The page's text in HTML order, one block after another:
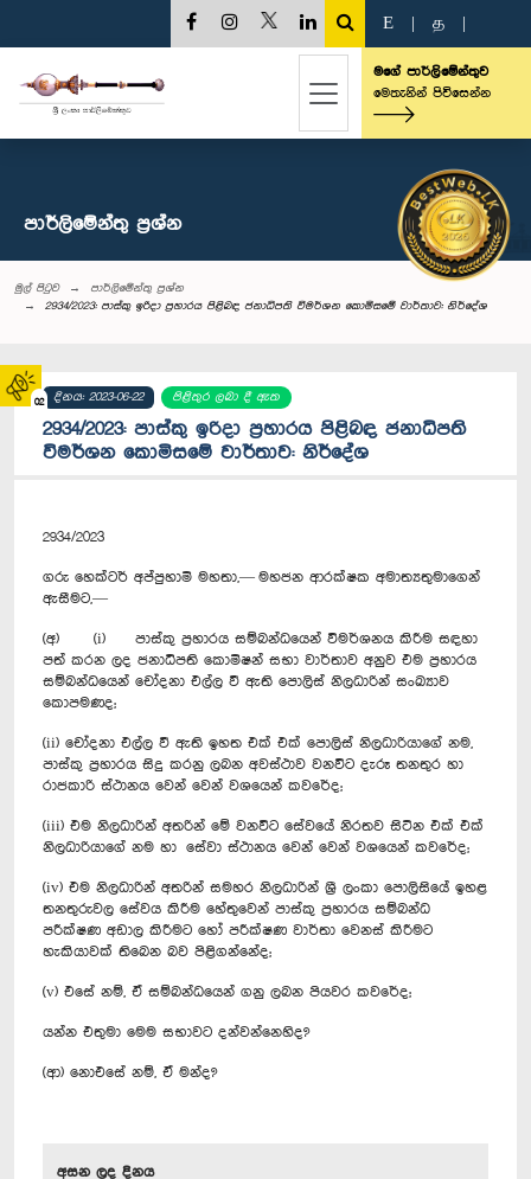
02
E த
මගේ පාර්ලිමේන්තුව
මෙතැනින් පිවිසෙන්න
පාර්ලි‌මේන්තු‌ ප්‍රශ්න
මුල් පිටුව
පාර්ලි‌මේන්තු‌ ප්‍රශ්න
2934/2023: පාස්කු ඉරිදා ප්‍රහාරය පිළිබඳ ජනාධිපති විමර්ශන කොමිසමේ වාර්තාව: නිර්දේශ
දිනය: 2023-06-22 පිළිතුර ලබා දී ඇත
2934/2023: පාස්කු ඉරිදා ප්‍රහාරය පිළිබඳ ජනාධිපති
විමර්ශන කොමිසමේ වාර්තාව: නිර්දේශ
2934/2023
ගරු හෙක්ටර් අප්පුහාමි මහතා,— මහජන ආරක්ෂක අමාත්‍යතුමාගෙන්
ඇසීමට,—
(අ) (i) පාස්කු ප්‍රහාරය සම්බන්ධයෙන් විමර්ශනය කිරීම සඳහා
පත් කරන ලද ජනාධිපති කොමිෂන් සභා වාර්තාව අනුව එම ප්‍රහාරය
සම්බන්ධයෙන් චෝදනා එල්ල වී ඇති පොලිස් නිලධාරින් සංඛ්‍යාව
කොපමණද;
(ii) චෝදනා එල්ල වී ඇති ඉහත එක් එක් පොලිස් නිලධාරියාගේ නම,
පාස්කු ප්‍රහාරය සිදු කරනු ලබන අවස්ථාව වනවිට දැරූ තනතුර හා
රාජකාරි ස්ථානය වෙන් වෙන් වශයෙන් කවරේද;
(iii) එම නිලධාරින් අතරින් මේ වනවිට සේවයේ නිරතව සිටින එක් එක්
නිලධාරියාගේ නම හා සේවා ස්ථානය වෙන් වෙන් වශයෙන් කවරේද;
(iv) එම නිලධාරින් අතරින් සමහර නිලධාරින් ශ්‍රී ලංකා පොලිසියේ ඉහළ
තනතුරුවල සේවය කිරීම හේතුවෙන් පාස්කු ප්‍රහාරය සම්බන්ධ
පරීක්ෂණ අඩාල කිරීමට හෝ පරීක්ෂණ වාර්තා වෙනස් කිරීමට
හැකියාවක් තිබෙන බව පිළිගන්නේද;
(v) එසේ නම්, ඒ සම්බන්ධයෙන් ගනු ලබන පියවර කවරේද;
යන්න එතුමා මෙම සභාවට දන්වන්නෙහිද?
(ආ) නොඑසේ නම්, ඒ මන්ද?
අසන ලද දිනය